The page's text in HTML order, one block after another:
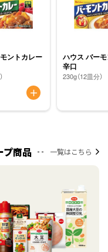
ントカレー
ハウス バー
辛口
230g（12皿分）
商品 一覧はこちら